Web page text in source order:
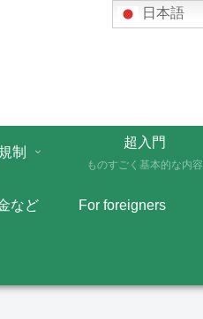
制
超入門
ものすごく基本的な内容
など For foreigners
日本語